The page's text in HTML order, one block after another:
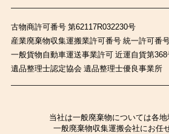
古物商許可番号 第62117R032230号
産業廃棄物収集運搬業許可番号 統一許可番
一般貨物自動車運送事業許可 近運自貨第
遺品整理士認定協会 遺品整理士優良事業所
当社は一般廃棄物については各
一般廃棄物収集運搬会社にお任